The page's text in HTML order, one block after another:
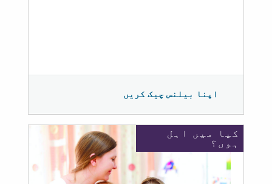
اپنا بیلنس چیک کریں
کیا میں اہل
ہوں؟